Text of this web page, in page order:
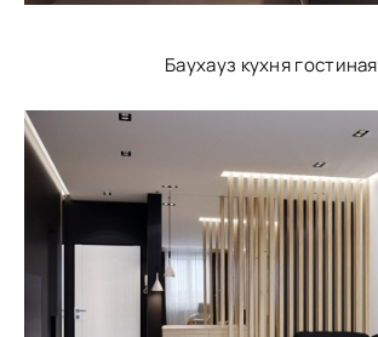
Баухауз кухня гостиная